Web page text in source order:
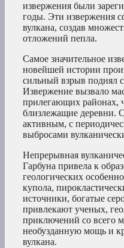
извержения были
годы. Эти извержения
вулкана, создав
отложений пепла.
Самое значительное
новейшей истории
сильный взрыв поднял
Извержение вызвало
прилегающих районах,
близлежащие деревни.
активным, с
выбросами
Непрерывная
Гарбуна привела к
геологических
купола,
источники, богатые
привлекают ученых,
приключений со всего
необузданную мощь и
вулкана.